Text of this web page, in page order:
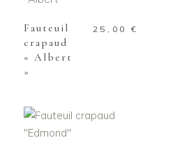
Fauteuil
crapaud
« Albert
»
25,00€
AJOUTER AU
PANIER